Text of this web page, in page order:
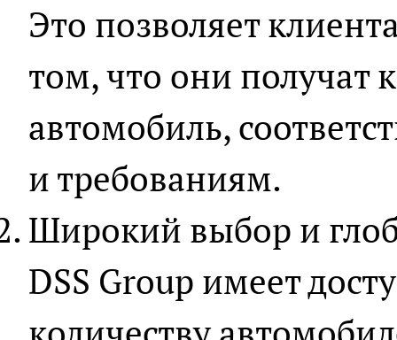
Это позволяет
том, что они получат
автомобиль,
и требованиям.
Широкий выбор и
DSS Group имеет